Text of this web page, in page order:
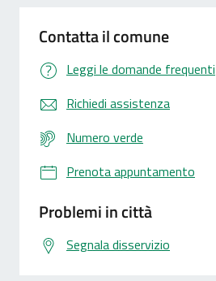
Contatta il comune
Leggi le domande frequenti
Richiedi assistenza
Numero verde
Prenota appuntamento
Problemi in città
Segnala disservizio